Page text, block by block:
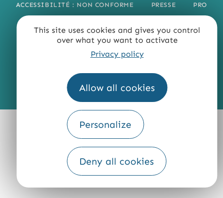
This site uses cookies and gives you control
over what you want to activate
Privacy policy
Allow all cookies
Personalize
Deny all cookies
ACCESSIBILITÉ : NON CONFORME PRESSE PRO
Fourni par
Traduction